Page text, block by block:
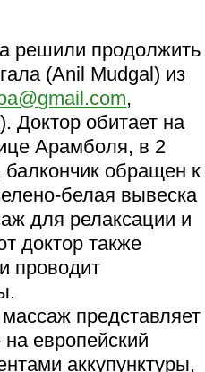
решили продолжить
(Anil Mudgal) из
,
Доктор обитает на
Арамболя, в 2
балкончик обращен к
белая вывеска
для релаксации и
доктор также
проводит
представляет
европейский
аккупунктуры,